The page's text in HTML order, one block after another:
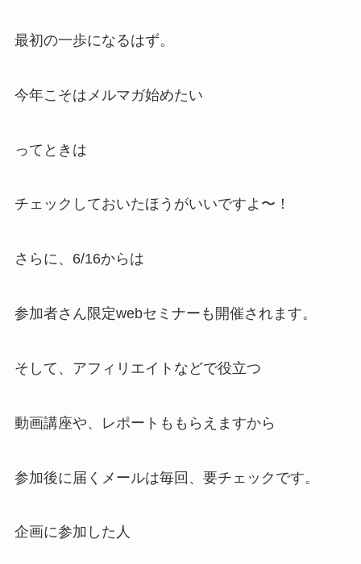
最初の一歩になるはず。
今年こそはメルマガ始めたい
ってときは
チェックしておいたほうがいいですよ〜！
さらに、6/16からは
参加者さん限定webセミナーも開催されます。
そして、アフィリエイトなどで役立つ
動画講座や、レポートももらえますから
参加後に届くメールは毎回、要チェックです。
企画に参加した人